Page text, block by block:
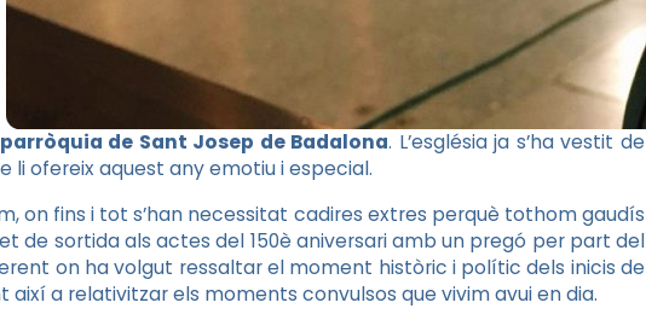
de Sant Josep de Badalona. L’església ja s’ha vestit de
ofereix aquest any emotiu i especial.
on fins i tot s’han necessitat cadires extres perquè tothom gaudís
de sortida als actes del 150è aniversari amb un pregó per part del
on ha volgut ressaltar el moment històric i polític dels inicis de
així a relativitzar els moments convulsos que vivim avui en dia.